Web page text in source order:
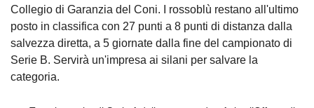
Collegio di Garanzia del Coni. I rossoblù restano all'ultimo
posto in classifica con 27 punti a 8 punti di distanza dalla
salvezza diretta, a 5 giornate dalla fine del campionato di
Serie B. Servirà un'impresa ai silani per salvare la
categoria.